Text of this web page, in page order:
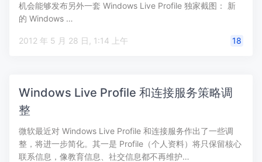
机会能够发布另外一套 Windows Live Profile 独家截图： 新
的 Windows …
2012 年 5 月 28 日, 1:14 上午 18
Windows Live Profile 和连接服务策略调
整
微软最近对 Windows Live Profile 和连接服务作出了一些调
整，将进一步简化。其一是 Profile（个人资料）将只保留核心
联系信息，像教育信息、社交信息都不再维护…